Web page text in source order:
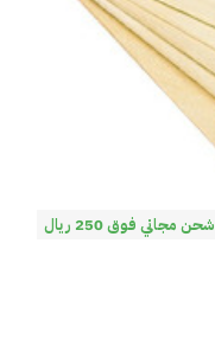
شحن مجاني فوق 250 ريال